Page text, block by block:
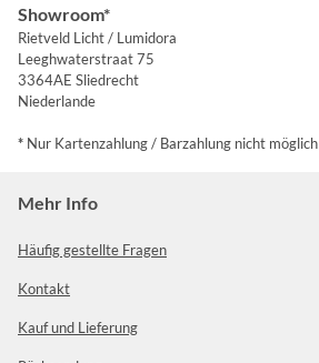
Showroom*
Rietveld Licht / Lumidora
Leeghwaterstraat 75
3364AE Sliedrecht
Niederlande
* Nur Kartenzahlung / Barzahlung nicht möglich
Mehr Info
Häufig gestellte Fragen
Kontakt
Kauf und Lieferung